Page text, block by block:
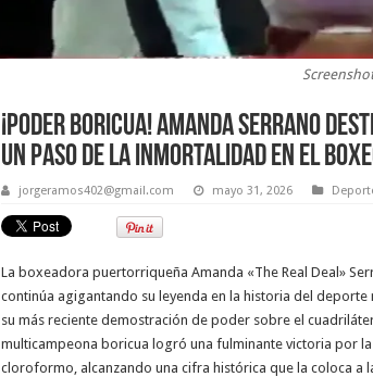
Screenshot
¡Poder boricua! Amanda Serrano
un paso de la inmortalidad en el
jorgeramos402@gmail.com mayo 31, 2026
La boxeadora puertorriqueña Amanda «The Real Deal»
continúa agigantando su leyenda en la historia del deporte
su más reciente demostración de poder sobre el
multicampeona boricua logró una fulminante victoria por la
cloroformo, alcanzando una cifra histórica que la coloca a